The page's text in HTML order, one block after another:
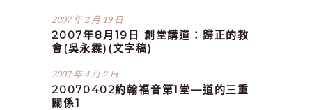
2007 年 2 月 19 日
2007年8月19日 創堂講道：歸正的教
會(吳永霖)(文字稿)
2007 年 4 月 2 日
20070402約翰福音第1堂—道的三重
關係1